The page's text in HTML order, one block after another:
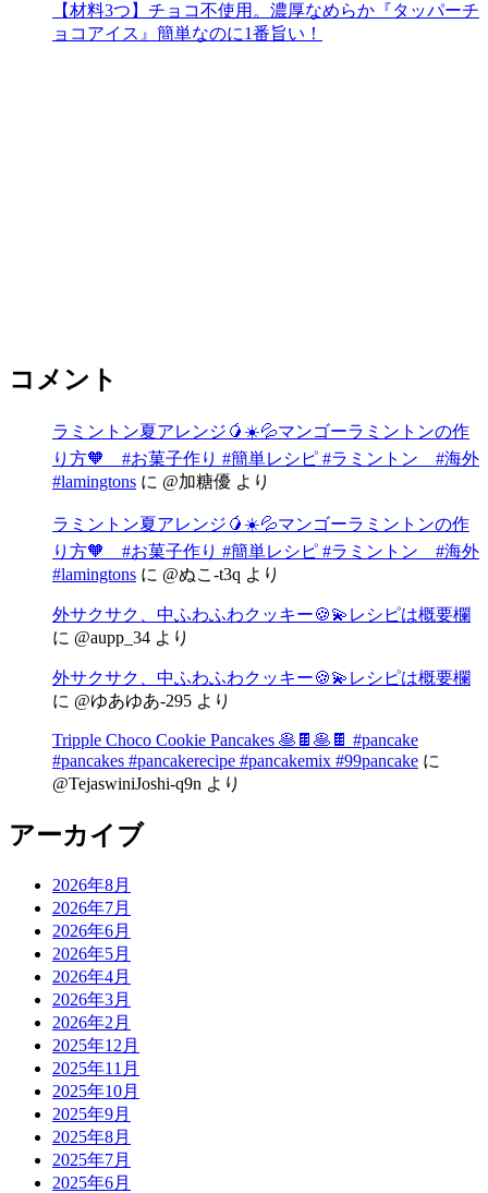
【材料3つ】チョコ不使用。濃厚なめらか『タッパーチ
ョコアイス』簡単なのに1番旨い！
コメント
ラミントン夏アレンジ🥭☀️💦マンゴーラミントンの作
り方🧡 #お菓子作り #簡単レシピ #ラミントン #海外
#lamingtons に @加糖優 より
ラミントン夏アレンジ🥭☀️💦マンゴーラミントンの作
り方🧡 #お菓子作り #簡単レシピ #ラミントン #海外
#lamingtons に @ぬこ-t3q より
外サクサク、中ふわふわクッキー🍪💫レシピは概要欄
に @aupp_34 より
外サクサク、中ふわふわクッキー🍪💫レシピは概要欄
に @ゆあゆあ-295 より
Tripple Choco Cookie Pancakes 🥞🍫🥞🍫 #pancake
#pancakes #pancakerecipe #pancakemix #99pancake に
@TejaswiniJoshi-q9n より
アーカイブ
2026年8月
2026年7月
2026年6月
2026年5月
2026年4月
2026年3月
2026年2月
2025年12月
2025年11月
2025年10月
2025年9月
2025年8月
2025年7月
2025年6月